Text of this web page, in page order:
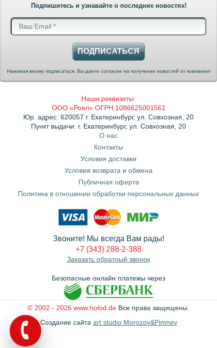
Подпишитесь и узнавайте о последних новостях!
ПОДПИСАТЬСЯ
Нажимая кнопку подписаться, Вы даете согласие на получение новостей от компании!
Наши реквизиты:
ООО «Роял» ОГРН 1086625001561
Юр. адрес: 620057 г. Екатеринбург, ул. Совхозная, 20
Пункт выдачи: г. Екатеринбург, ул. Совхозная, 20
О нас
Контакты
Условия доставки
Условия возврата и обмена
Публичная оферта
Политика в отношении обработки персональных данных
Звоните! Мы всегда Вам рады!
+7 (343) 288-2-388
Заказать обратный звонок
Безопасные онлайн платежы через
© 2002 - 2026 www.holod.de Все права защищены.
Создание сайта art studio Morozov&Pimnev